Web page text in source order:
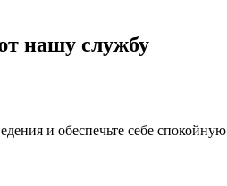
нашу службу
и обеспечьте себе